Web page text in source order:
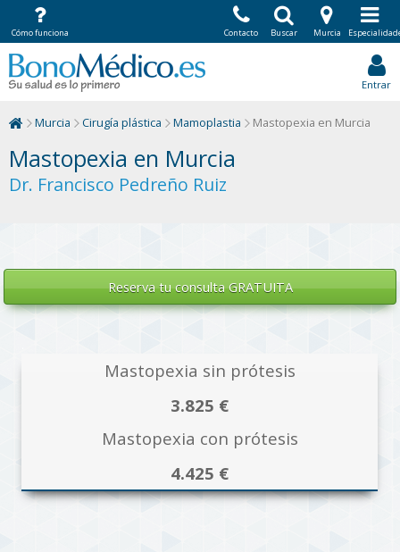
Entrar
Murcia Cirugía plástica Mamoplastia Mastopexia en Murcia
Mastopexia en Murcia
Dr. Francisco Pedreño Ruiz
Reserva tuconsulta GRATUITA
Mastopexia sin prótesis
3.825 €
Mastopexia con prótesis
4.425 €
Cómo funciona Contacto Buscar Murcia